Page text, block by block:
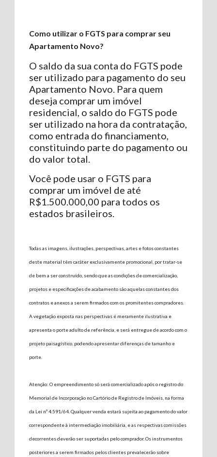
Como utilizar o FGTS para comprar seu
Apartamento Novo?
O saldo da sua conta do FGTS pode
ser utilizado para pagamento do seu
Apartamento Novo. Para quem
deseja comprar um imóvel
residencial, o saldo do FGTS pode
ser utilizado na hora da contratação,
como entrada do financiamento,
constituindo parte do pagamento ou
do valor total.
Você pode usar o FGTS para
comprar um imóvel de até
R$1.500.000,00 para todos os
estados brasileiros.
Todas as imagens, ilustrações, perspectivas, artes e fotos constantes
deste material têm caráter exclusivamente promocional, por tratar-se
de bem a ser construído, sendo que as condições de comercialização,
projetos e especificações de acabamento são aquelas constantes dos
contratos e anexos a serem firmados com os promitentes compradores.
A vegetação exposta nas perspectivas é meramente ilustrativa e
apresenta o porte adulto de referência, e será entregue de acordo com o
projeto paisagístico, podendo apresentar diferenças de tamanho e
porte.
Atenção: O empreendimento só será comercializado após o registro do
Memorial de Incorporação no Cartório de Registro de Imóveis, na forma
da Lei nº 4.591/64. Qualquer venda estará sujeita ao pagamento do valor
correspondente à intermediação imobiliária, e as respectivas comissões
decorrentes deverão ser suportadas pelo comprador. Os instrumentos
posteriores a serem firmados pelos clientes prevalecerão sobre